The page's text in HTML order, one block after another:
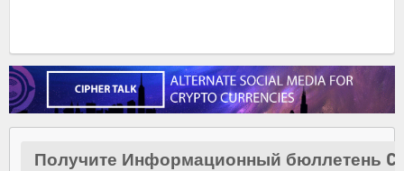
Получите Информационный бюллетень